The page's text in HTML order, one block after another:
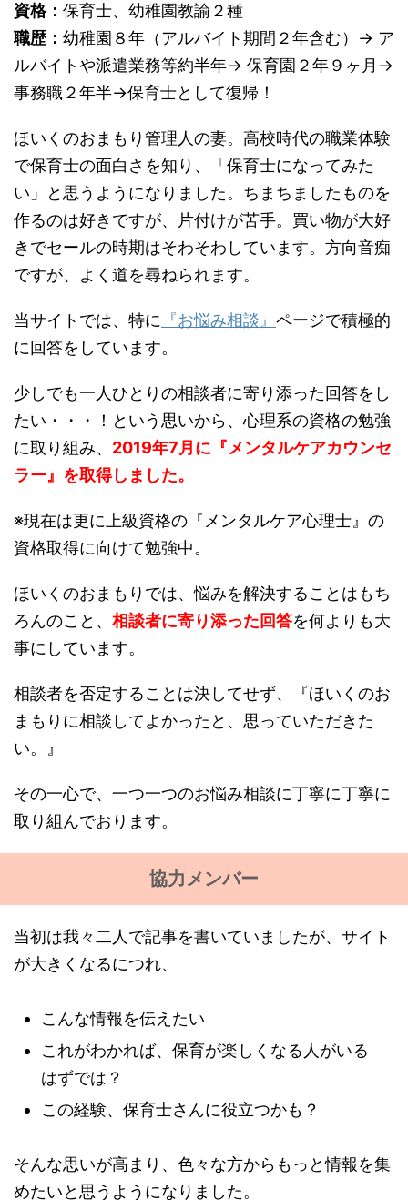
資格： 保育士、幼稚園教諭２種
職歴： 幼稚園８年（アルバイト期間２年含む）→ ア
ルバイトや派遣業務等約半年→ 保育園２年９ヶ月→
事務職２年半→保育士として復帰！
ほいくのおまもり管理人の妻。高校時代の職業体験
で保育士の面白さを知り、「保育士になってみた
い」と思うようになりました。ちまちましたものを
作るのは好きですが、片付けが苦手。買い物が大好
きでセールの時期はそわそわしています。方向音痴
ですが、よく道を尋ねられます。
当サイトでは、特に 『お悩み相談』 ページで積極的
に回答をしています。
少しでも一人ひとりの相談者に寄り添った回答をし
たい・・・！という思いから、心理系の資格の勉強
に取り組み、 2019年7月に『メンタルケアカウンセ
ラー』を取得しました。
※現在は更に上級資格の『メンタルケア心理士』の
資格取得に向けて勉強中。
ほいくのおまもりでは、悩みを解決することはもち
ろんのこと、 相談者に寄り添った回答を何よりも大
事にしています。
相談者を否定することは決してせず、『ほいくのお
まもりに相談してよかったと、思っていただきた
い。』
その一心で、一つ一つのお悩み相談に丁寧に丁寧に
取り組んでおります。
協力メンバー
当初は我々二人で記事を書いていましたが、サイト
が大きくなるにつれ、
こんな情報を伝えたい
これがわかれば、保育が楽しくなる人がいる
はずでは？
この経験、保育士さんに役立つかも？
そんな思いが高まり、色々な方からもっと情報を集
めたいと思うようになりました。